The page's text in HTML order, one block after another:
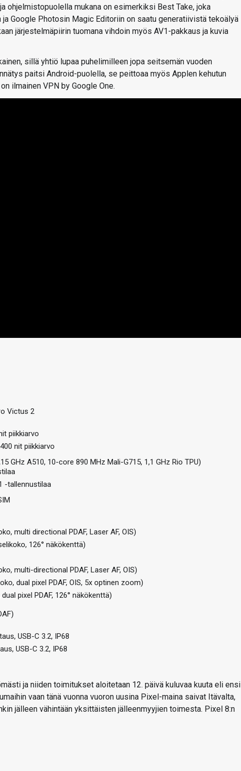
ohjelmistopuolella mukana on esimerkiksi Best Take, joka
Google Photosin Magic Editoriin on saatu generatiivistä tekoälyä
järjestelmäpiirin tuomana vihdoin myös AV1-pakkaus ja kuvia
sillä yhtiö lupaa puhelimilleen jopa seitsemän vuoden
paitsi Android-puolella, se peittoaa myös Applen kehutun
ilmainen VPN by Google One.
Victus 2
piikkiarvo
nit piikkiarvo
GHz A510, 10-core 890 MHz Mali-G715, 1,1 GHz Rio TPU)
-tallennustilaa
multi directional PDAF, Laser AF, OIS)
126° näkökenttä)
multi-directional PDAF, Laser AF, OIS)
dual pixel PDAF, OIS, 5x optinen zoom)
pixel PDAF, 126° näkökenttä)
USB-C 3.2, IP68
USB-C 3.2, IP68
ja niiden toimitukset aloitetaan 12. päivä kuluvaa kuuta eli ensi
vaan tänä vuonna vuoron uusina Pixel-maina saivat Itävalta,
jälleen vähintään yksittäisten jälleenmyyjien toimesta. Pixel 8:n